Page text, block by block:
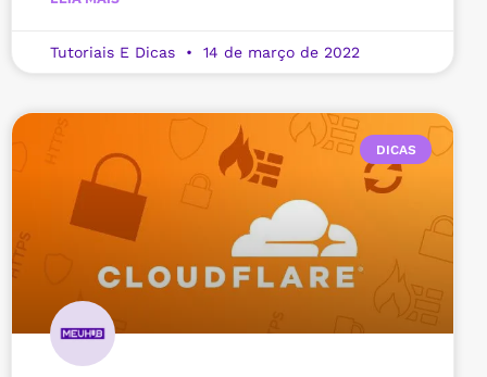
Tutoriais E Dicas 14 de março de 2022
DICAS